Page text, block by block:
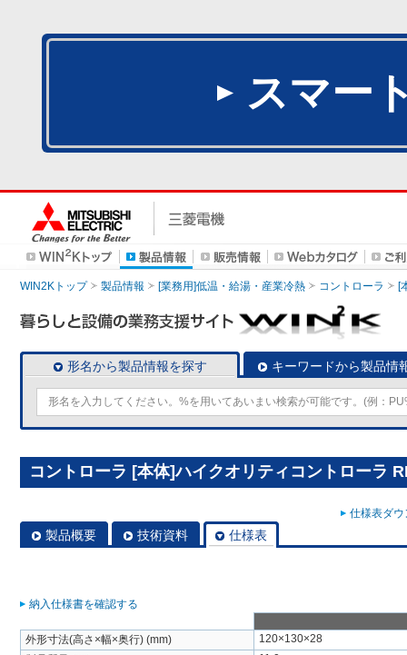
スマー
WIN2Kトップ 製品情報 [業務用]低温・給湯・産業冷熱 コントローラ [
形名から製品情報を探す キーワードから製品情
コントローラ [本体]ハイクオリティコントローラ
仕様表ダ
製品概要 技術資料 仕様表
納入仕様書を確認する
外形寸法(高さ×幅×奥行) (mm)
120×130×28